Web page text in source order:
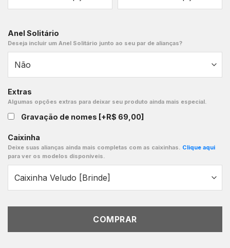
Anel Solitário
Deseja incluir um Anel Solitário junto ao seu par de alianças?
Extras
Algumas opções extras para deixar seu produto ainda mais especial.
Gravação de nomes [+R$ 69,00]
Caixinha
Deixe suas alianças ainda mais completas com as caixinhas. Clique aqui
para ver os modelos disponíveis.
COMPRAR